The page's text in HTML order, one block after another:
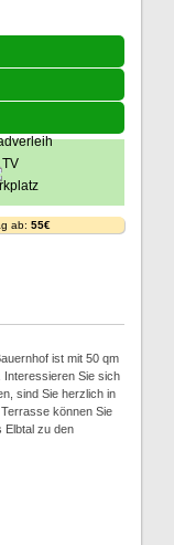
ab: 55€
ist mit 50 qm
Interessieren Sie sich
sind Sie herzlich in
können Sie
Elbtal zu den